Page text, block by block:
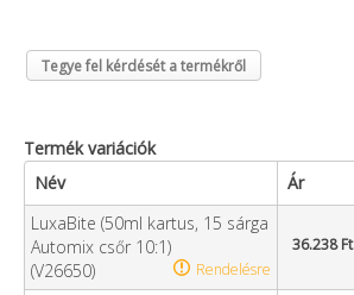
Tegye fel kérdését a termékről
Termék variációk
Név
Ár
LuxaBite (50ml kartus, 15 sárga
Automix csőr 10:1)
(V26650)
Rendelésre
36.238 Ft